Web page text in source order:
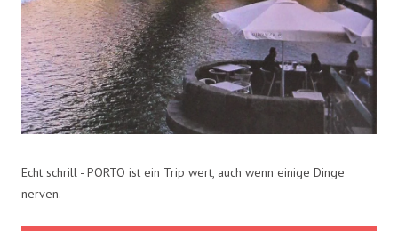
Echt schrill - PORTO ist ein Trip wert, auch wenn einige Dinge
nerven.